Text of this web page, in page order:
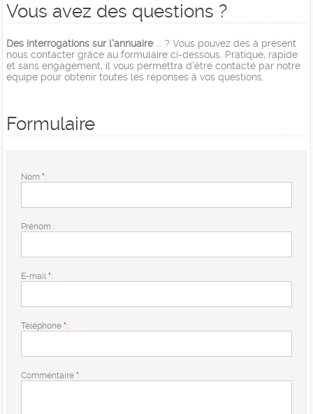
Vous avez des questions ?
Des interrogations sur l'annuaire... ? Vous pouvez dès à présent
nous contacter grâce au formulaire ci-dessous. Pratique, rapide
et sans engagement, il vous permettra d'être contacté par notre
équipe pour obtenir toutes les réponses à vos questions.
Formulaire
Nom *:
Prénom :
E-mail *:
Téléphone *:
Commentaire *: